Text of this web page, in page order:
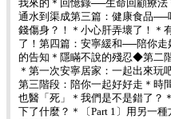
我來的＊回憶錄──生命回顧療
通水到渠成第三篇：健康食品
錢傷身？！＊小心肝弄壞了！＊
了！第四篇：安寧緩和──陪你
的告知＊隱瞞不說的殘忍◆第二
＊第一次安寧居家：一起出來
第三階段：陪你一起好好走＊時
也醫「死」＊我們是不是錯了？
下了什麼？＊〔Part 1〕用另一